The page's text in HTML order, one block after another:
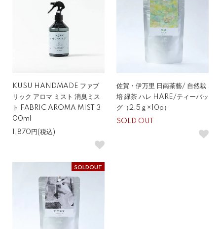
KUSU HANDMADE ファブ
リック アロマ ミスト 消臭ミス
ト FABRIC AROMA MIST 3
00ml
1,870円(税込)
佐賀・伊万里 日南茶藝/ 自然栽
培 緑茶 ハレ HARE/ティーバッ
グ（2.5ｇ×10p）
SOLD OUT
SOLDOUT